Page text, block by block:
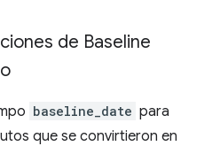
de Baseline
baseline_date para
que se convirtieron en